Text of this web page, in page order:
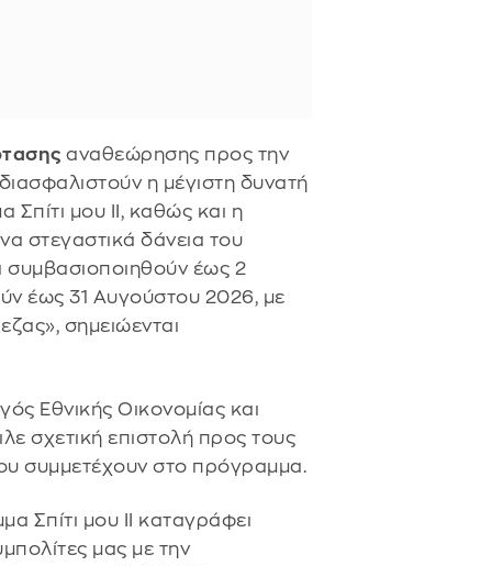
αναθεώρησης προς την
η μέγιστη δυνατή
μου ΙΙ, καθώς και η
στεγαστικά δάνεια του
έως 2
έως 31 Αυγούστου 2026, με
σημειώενται
Εθνικής Οικονομίας και
σχετική επιστολή προς τους
συμμετέχουν στο πρόγραμμα.
Σπίτι μου ΙΙ καταγράφει
μας με την